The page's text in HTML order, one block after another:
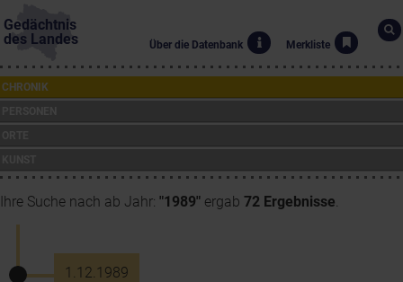
Gedächtnis
des Landes
Über die Datenbank Merkliste
CHRONIK
Ihre Suche nach ab Jahr: "1989" ergab 72 Ergebnisse.
1.12.1989